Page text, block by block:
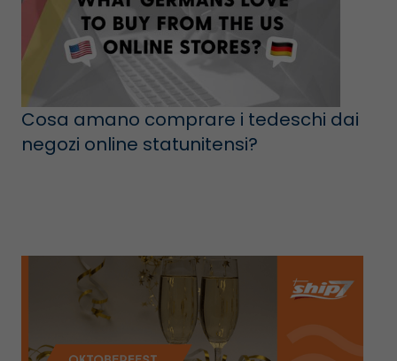
Cosa amano comprare i tedeschi dai
negozi online statunitensi?